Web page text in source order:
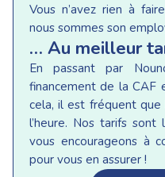
Vous n’avez rien à
nous sommes son
… Au meilleur
En passant par
financement de la CAF
cela, il est fréquent
l’heure. Nos tarifs sont
vous encourageons à
pour vous en assurer !